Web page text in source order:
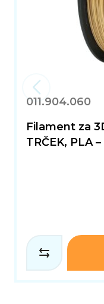
011.904.060
Filament za
TRČEK, PLA